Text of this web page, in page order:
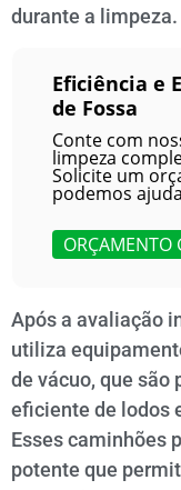
durante a limpeza.
Eficiência e
de Fossa
Conte com
limpeza
Solicite um
podemos
ORÇAMENTO
Após a avaliação
utiliza
de vácuo, que são
eficiente de lodos
Esses caminhões
potente que